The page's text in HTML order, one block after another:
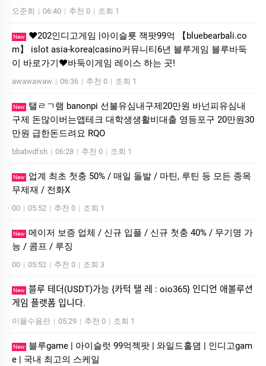
오준희 | 06:40 | 추천 0 | 조회 1
New
❤️202인디­고게임 |아이슬룟 잭­팟99억 【bluebearbali.co
m】 is­lot asia-korea|casino커뮤니티6년 블루게­임 블루바­둑
이 바로가기❤️바­둑이게­임 레이스 하는 곳!
awawawaw | 06:36 | 추천 0 | 조회 1
New
탤ㄹㄱ램 banonpi 선불유심내구제20만원 바넌피유심내
구제 돈많이버는앱테크 대학생생활비대출 영등포구 20만원30
만원 급한돈드려요 RQO
bbabvdfsh | 06:28 | 추천 0 | 조회 1
New
업계 최초 첫충 50% / 매일 돌발 / 마틴, 루틴 등 모든 종목
무제재 / 전화X
00 | 05:52 | 추천 0 | 조회 1
New 메이저 보증 업체 / 신규 입플 / 신규 첫충 40% / 무기명 가
능 / 콤프 / 루징
00 | 05:52 | 추천 0 | 조회 3
New 블루 테더(USDT)가능 {카턱 탤 레 : oio365} 인디언 애볼루션
게임 플랫폼 입니다.
이묠수욤란 | 05:29 | 추천 0 | 조회 1
New
블루game | 아이슬럿 99억젝팟 | 와일드홀뎜 | 인디­고gam
e | 국내 최고의 스케일